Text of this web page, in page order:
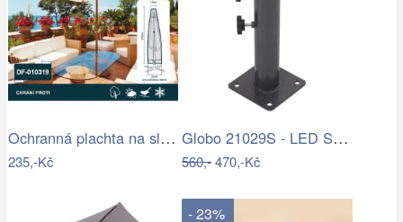
Ochranná plachta na slunečník 200-300 cm
235,-Kč
Globo 21029S - LED Stm. nab. dot.…
560,-470,-Kč
- 23%